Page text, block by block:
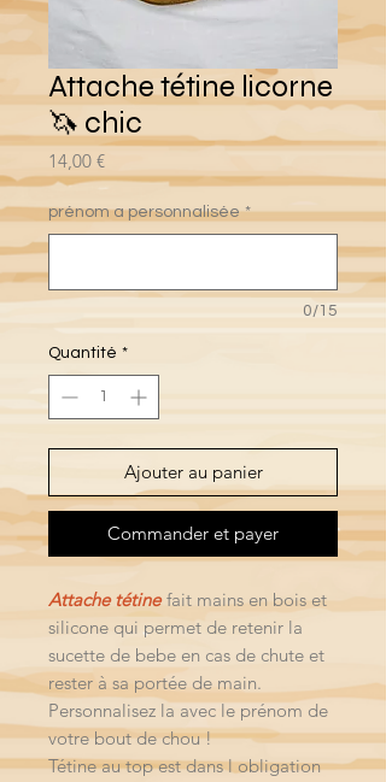
Attache tétine licorne
🦄 chic
14,00 €Prix
prénom a personnalisée *
0/15
Quantité *
Ajouter au panier
Commander et payer
Attache tétinefait mains en bois et
silicone qui permet de retenir la
sucette de bebe en cas de chute et
rester à sa portée de main.
Personnalisez la avec le prénom de
votre bout de chou !
Tétine au top est dans l obligation